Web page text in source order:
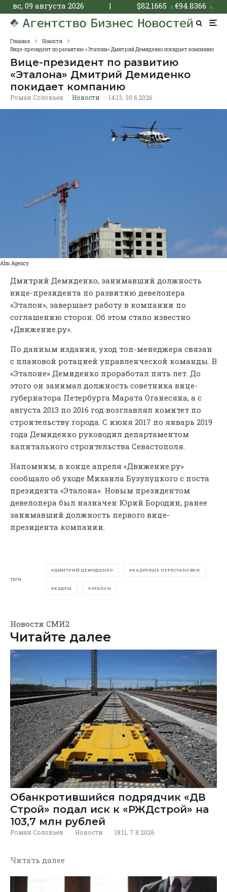
вс, 09 августа 2026 | $82.1665 ▲€94.8366 ▲
Главная
Новости
Вице-президент по развитию «Эталона» Дмитрий Демиденко покидает компанию
Вице-президент по развитию
«Эталона» Дмитрий Демиденко
покидает компанию
Роман Соловьев · Новости · 14:13, 30.6.2026
Abn.Agency
Дмитрий Демиденко, занимавший должность
вице-президента по развитию девелопера
«Эталон», завершает работу в компании по
соглашению сторон. Об этом стало известно
«Движение.ру».
По данным издания, уход топ-менеджера связан
с плановой ротацией управленческой команды. В
«Эталоне» Демиденко проработал пять лет. До
этого он занимал должность советника вице-
губернатора Петербурга Марата Оганесяна, а с
августа 2013 по 2016 год возглавлял комитет по
строительству города. С июня 2017 по январь 2019
года Демиденко руководил департаментом
капитального строительства Севастополя.
Напомним, в конце апреля «Движение.ру»
сообщало об уходе Михаила Бузулуцкого с поста
президента «Эталона». Новым президентом
девелопера был назначен Юрий Бородин, ранее
занимавший должность первого вице-
президента компании.
ТЕГИ
ДМИТРИЙ ДЕМИДЕНКО КАДРОВЫЕ ПЕРЕСТАНОВКИ
КАДРЫ ЭТАЛОН
Новости СМИ2
Читайте далее
Обанкротившийся подрядчик «ДВ
Строй» подал иск к «РЖДстрой» на
103,7 млн рублей
Роман Соловьев · Новости · 18:11, 7.8.2026
Читать далее